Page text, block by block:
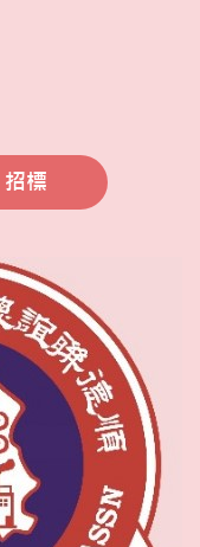
招標